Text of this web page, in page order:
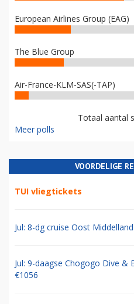
European Airlines Group (EAG)
The Blue Group
Air-France-KLM-SAS(-TAP)
Totaal aantal
Meer polls
VOORDELIGE
TUI vliegtickets
Jul: 8-dg cruise Oost
Jul: 9-daagse Chogogo Dive &
€1056